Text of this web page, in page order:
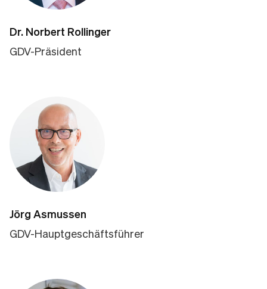
Dr. Norbert Rollinger
GDV-Präsident
Jörg Asmussen
GDV-Hauptgeschäftsführer